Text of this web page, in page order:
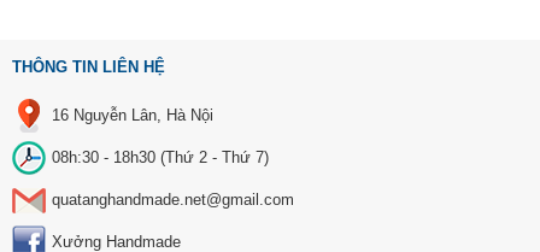
THÔNG TIN LIÊN HỆ
16 Nguyễn Lân, Hà Nội
08h:30 - 18h30 (Thứ 2 - Thứ 7)
quatanghandmade.net@gmail.com
Xưởng Handmade